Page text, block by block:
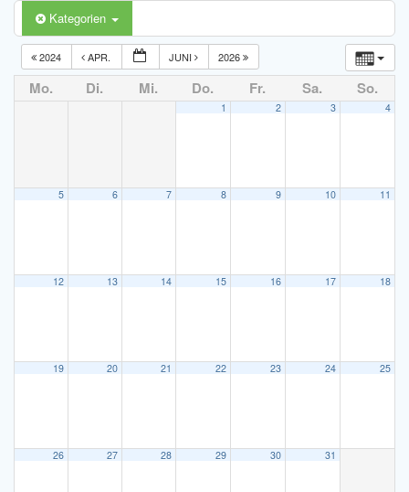
Kategorien
2024 APR. JUNI 2026
Mo. Di. Mi. Do. Fr. Sa. So.
1 2 3 4
5 6 7 8 9 10 11
12 13 14 15 16 17 18
19 20 21 22 23 24 25
26 27 28 29 30 31